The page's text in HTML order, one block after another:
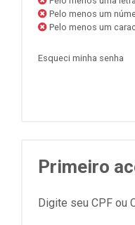
Pelo menos um
Pelo menos um
Esqueci minha senha
Primeiro
Digite seu CPF ou